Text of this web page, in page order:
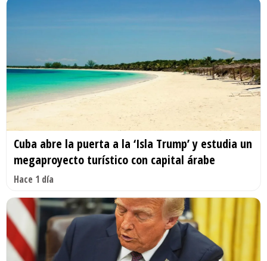
Cuba abre la puerta a la ‘Isla Trump’ y estudia un
megaproyecto turístico con capital árabe
Hace 1 día